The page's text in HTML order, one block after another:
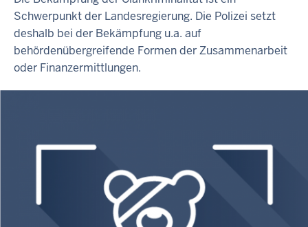
Schwerpunkt der Landesregierung. Die Polizei setzt
deshalb bei der Bekämpfung u.a. auf
behördenübergreifende Formen der Zusammenarbeit
oder Finanzermittlungen.